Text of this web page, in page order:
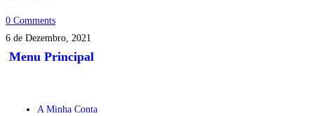
0 Comments
6 de Dezembro, 2021
Menu Principal
A Minha Conta